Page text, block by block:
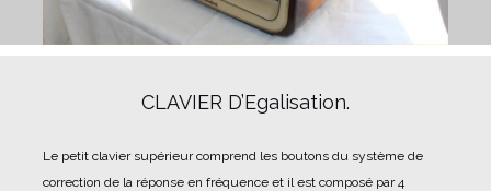
CLAVIER D’Egalisation.
Le petit clavier supérieur comprend les boutons du système de
correction de la réponse en fréquence et il est composé par 4